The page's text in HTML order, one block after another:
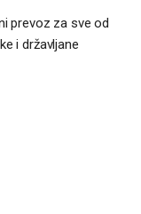
prevoz za sve od
i državljane